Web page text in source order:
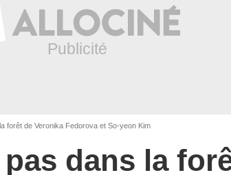
forêt de Veronika Fedorova et So-yeon Kim
dans la